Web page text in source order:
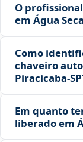
O
em Água
Como
chaveiro
Em quanto
liberado em